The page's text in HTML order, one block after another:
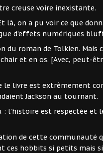
creuse voire inexistante.
là, on a pu voir ce que
d’effets numériques
du roman de Tolkien. Mais
et en os. [Avec, peut-
le livre est extrêmement
Jackson au tournant.
: l’histoire est respectée et
de cette communauté
ces hobbits si petits mais